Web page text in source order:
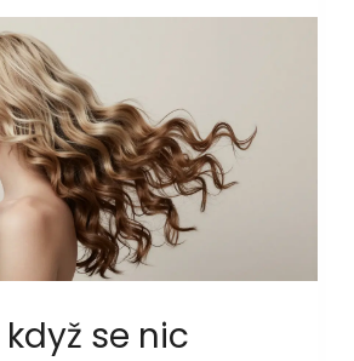
se nic